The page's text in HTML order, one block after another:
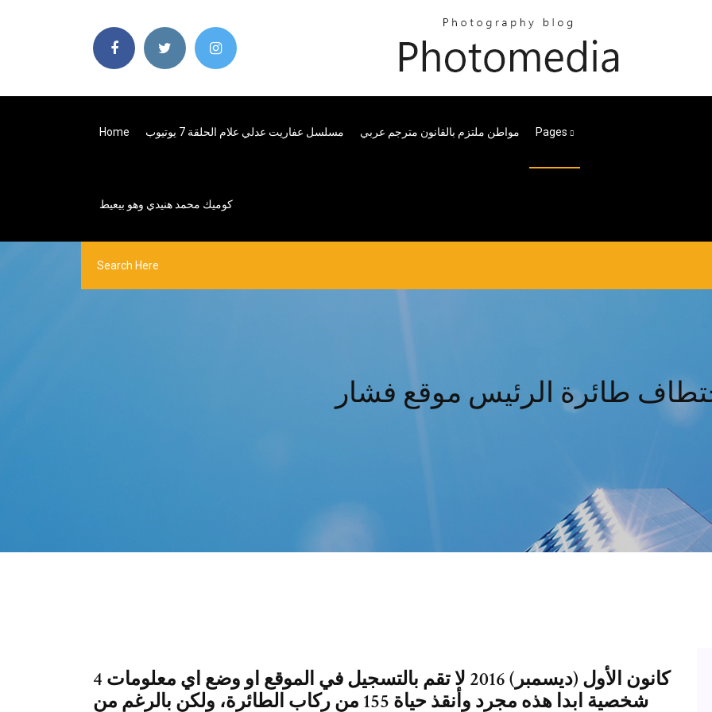
Home مسلسل عفاريت عدلي علام الحلقة 7 يوتيوب مواطن ملتزم بالقانون مترجم عربي Pages
كوميك محمد هنيدي وهو بيعيط
طائرة الرئيس موقع فشار
4 كانون الأول (ديسمبر) 2016 لا تقم بالتسجيل في الموقع او وضع اي معلومات
شخصية ابدا هذه مجرد وأنقذ حياة 155 من ركاب الطائرة، ولكن بالرغم من